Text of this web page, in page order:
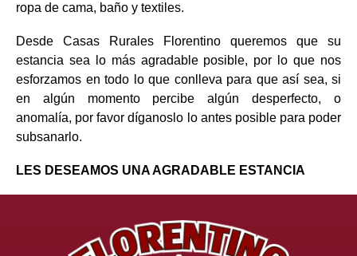
ropa de cama, baño y textiles.
Desde Casas Rurales Florentino queremos que su
estancia sea lo más agradable posible, por lo que nos
esforzamos en todo lo que conlleva para que así sea, si
en algún momento percibe algún desperfecto, o
anomalía, por favor díganoslo lo antes posible para poder
subsanarlo.
LES DESEAMOS UNA AGRADABLE ESTANCIA